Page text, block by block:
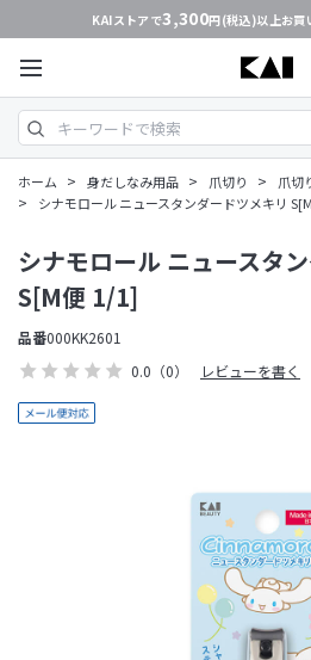
KAIストアで3,300円(税込)以上お買
ホーム > 身だしなみ用品 > 爪切り > 爪切
> シナモロール ニュースタンダードツメキリ
0.0 （0） レビューを書く
シナモロール ニュースタ
S[M便 1/1]
品番000KK2601